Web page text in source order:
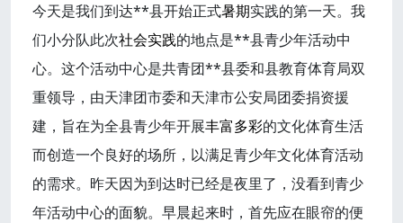
今天是我们到达**县开始正式暑期实践的第一天。我
们小分队此次社会实践的地点是**县青少年活动中
心。这个活动中心是共青团**县委和县教育体育局双
重领导，由天津团市委和天津市公安局团委捐资援
建，旨在为全县青少年开展丰富多彩的文化体育生活
而创造一个良好的场所，以满足青少年文化体育活动
的需求。昨天因为到达时已经是夜里了，没看到青少
年活动中心的面貌。早晨起来时，首先应在眼帘的便